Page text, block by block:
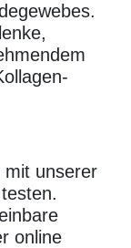
mit unserer
online